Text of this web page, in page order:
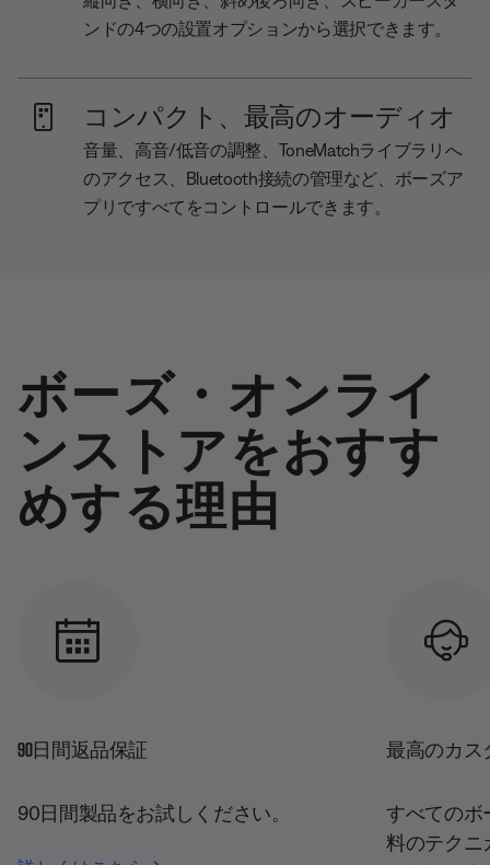
ンドの4つの設置オプションから選択できます。
コンパクト、最高のオーディオ
音量、高音/低音の調整、ToneMatchライブラリへ
のアクセス、Bluetooth接続の管理など、ボーズア
プリですべてをコントロールできます。
ボーズ・オンライ
ンストアをおすす
めする理由
90日間返品保証
90日間製品をお試しください。
最高のカス
すべてのボ
料のテクニ